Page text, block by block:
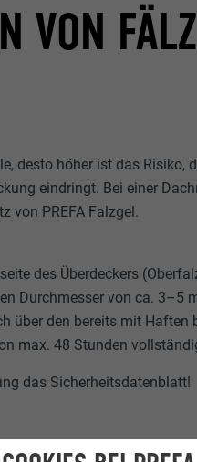
VON
desto höher ist das Risiko,
eindringt. Bei einer
von PREFA Falzgel.
des Überdeckers
Durchmesser von ca. 3–5
über den bereits mit
max. 48 Stunden
das Sicherheitsdatenblatt!